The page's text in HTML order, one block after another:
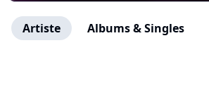
Artiste Albums & Singles